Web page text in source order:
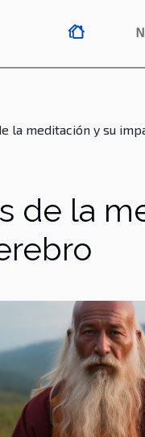
la meditación y su
de la